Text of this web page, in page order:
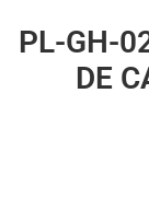
Servicios
Vivienda
Vivienda
Notificaciones
PL-GH-
DE